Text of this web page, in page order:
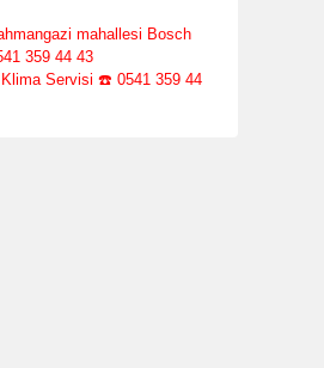
mahallesi Bosch
359 44 43
Servisi ☎️ 0541 359 44